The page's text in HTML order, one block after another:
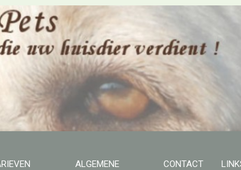
ALGEMENE
CONTACT